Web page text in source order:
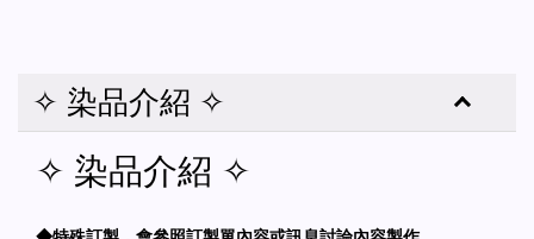
✧ 染品介紹 ✧
✧ 染品介紹 ✧